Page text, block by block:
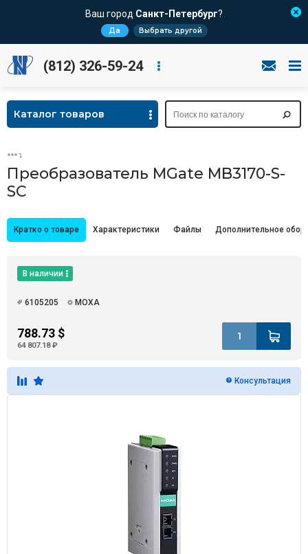
Ваш город Санкт-Петербург?
Да Выбрать другой
(812) 326-59-24
Каталог товаров
Преобразователь MGate MB3170-S-
SC
Кратко о товаре Характеристики Файлы Дополнительное
В наличии
6105205 MOXA
788.73 $
64 807.18 ₽
Консультация